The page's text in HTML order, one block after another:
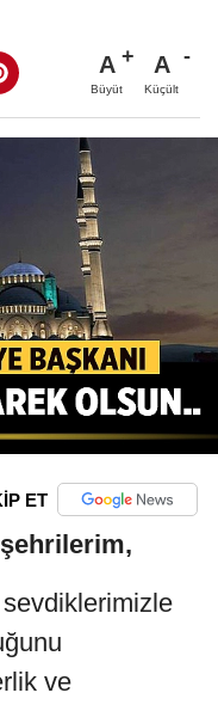
A
Büyüt
A
Küçült
ET
sevdiklerimizle
ve